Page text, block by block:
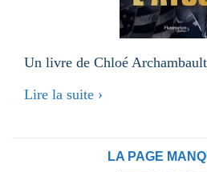
Un livre de Chloé
Lire la suite ›
LA PAGE